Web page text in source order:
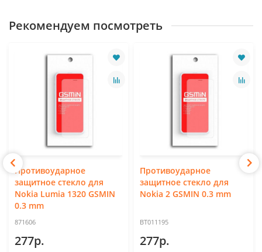
Рекомендуем посмотреть
Противоударное
защитное стекло для
Nokia Lumia 1320 GSMIN
0.3 mm
871606
277р.
Противоударное
защитное стекло для
Nokia 2 GSMIN 0.3 mm
BT011195
277р.